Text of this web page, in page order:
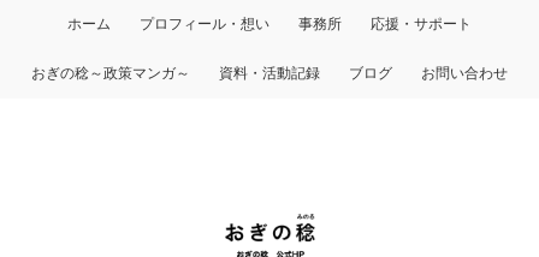
ホーム プロフィール・想い 事務所 応援・サポート
おぎの稔～政策マンガ～ 資料・活動記録 ブログ お問い合わせ